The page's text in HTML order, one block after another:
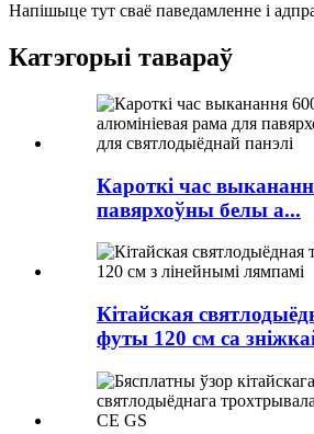
Напішыце тут сваё паведамленне і
Катэгорыі тавараў
Кароткі час
павярхоўны белы а...
Кітайская
футы 120 см са